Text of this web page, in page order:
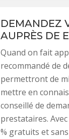
DEMANDEZ
AUPRÈS DE
Quand on fait
recommandé de
permettront de
mettre en
conseillé de
prestataires.
% gratuits et